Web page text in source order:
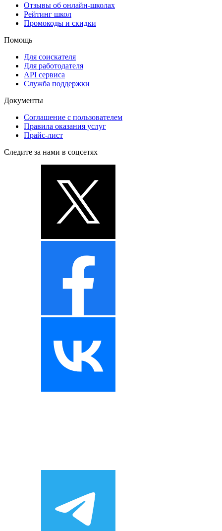
Отзывы об онлайн-школах
Рейтинг школ
Промокоды и скидки
Помощь
Для соискателя
Для работодателя
API сервиса
Служба поддержки
Документы
Соглашение с пользователем
Правила оказания услуг
Прайс-лист
Следите за нами в соцсетях